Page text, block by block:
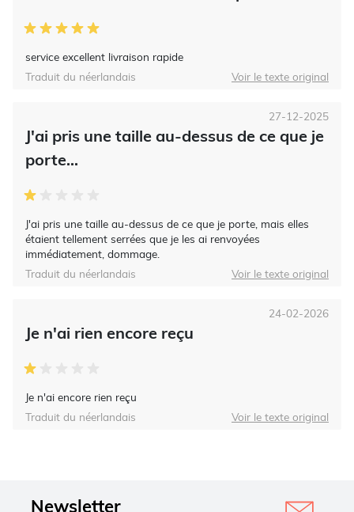
service excellent livraison rapide
Traduit du néerlandais
Voir le texte original
J'ai pris une taille au-dessus de ce que je
porte...
J'ai pris une taille au-dessus de ce que je porte, mais elles
étaient tellement serrées que je les ai renvoyées
immédiatement, dommage.
27-12-2025
Traduit du néerlandais Voir le texte original
Je n'ai rien encore reçu
Je n'ai encore rien reçu
24-02-2026
Traduit du néerlandais Voir le texte original
Newsletter